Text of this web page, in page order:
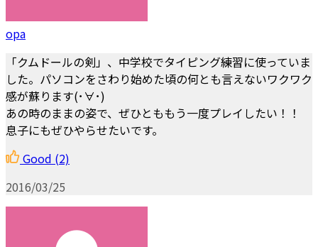
opa
「クムドールの剣」、中学校でタイピング練習に使っていま
した。パソコンをさわり始めた頃の何とも言えないワクワク
感が蘇ります(･∀･)
あの時のままの姿で、ぜひとももう一度プレイしたい！！
息子にもぜひやらせたいです。
Good (2)
2016/03/25